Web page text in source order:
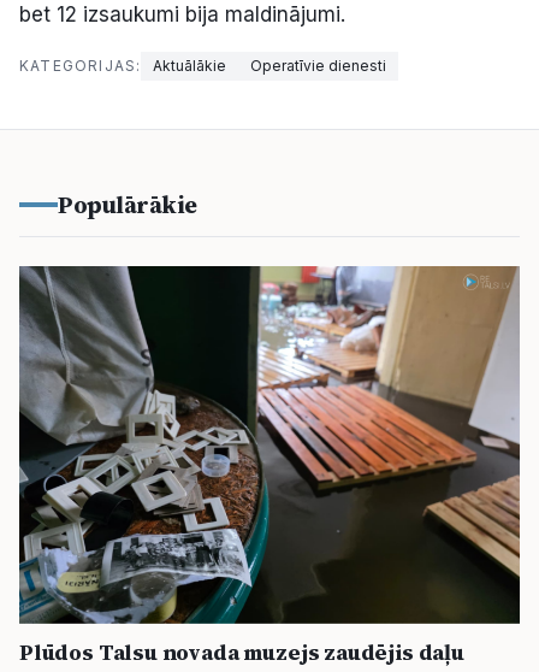
bet 12 izsaukumi bija maldinājumi.
KATEGORIJAS: Aktuālākie Operatīvie dienesti
Populārākie
Plūdos Talsu novada muzejs zaudējis daļu